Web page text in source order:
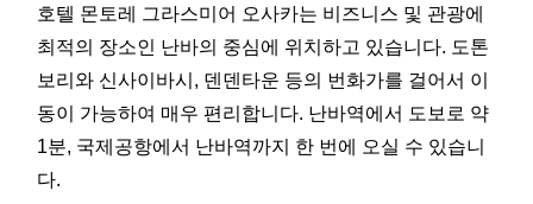
호텔 몬토레 그라스미어 오사카는 비즈니스 및 관광에
최적의 장소인 난바의 중심에 위치하고 있습니다. 도톤
보리와 신사이바시, 덴덴타운 등의 번화가를 걸어서 이
동이 가능하여 매우 편리합니다. 난바역에서 도보로 약
1분, 국제공항에서 난바역까지 한 번에 오실 수 있습니
다.